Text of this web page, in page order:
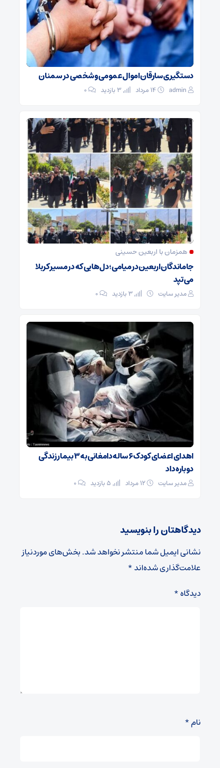
دستگیری سارقان اموال عمومی و شخصی در سمنان
admin ۰
همزمان با اربعین حسینی
جاماندگان اربعین در میامی؛ دل‌هایی که در مسیر کربلا
می‌تپد
مدیر سایت ۰
اهدای اعضای کودک ۶ ساله دامغانی به ۳ بیمار زندگی
دوباره داد
مدیر سایت ۰
دیدگاهتان را بنویسید
نشانی ایمیل شما منتشر نخواهد شد.بخش‌های موردنیاز
علامت‌گذاری شده‌اند*
دیدگاه*
نام*